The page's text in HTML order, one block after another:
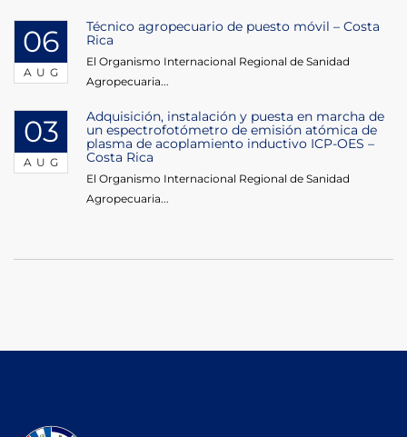
06
AUG
Técnico agropecuario de puesto móvil – Costa
Rica
El Organismo Internacional Regional de Sanidad
Agropecuaria...
03
AUG
Adquisición, instalación y puesta en marcha de
un espectrofotómetro de emisión atómica de
plasma de acoplamiento inductivo ICP-OES –
Costa Rica
El Organismo Internacional Regional de Sanidad
Agropecuaria...